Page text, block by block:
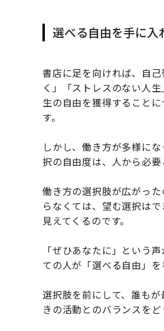
選べる自由を手に入
書店に足を向ければ、自
く」「ストレスのない人
生の自由を獲得すること
す。
しかし、働き方が多様に
択の自由度は、人から必
働き方の選択肢が広がっ
らなくては、望む選択は
見えてくるのです。
「ぜひあなたに」という
ての人が「選べる自由」
選択肢を前にして、誰も
きの活動とのバランスをど